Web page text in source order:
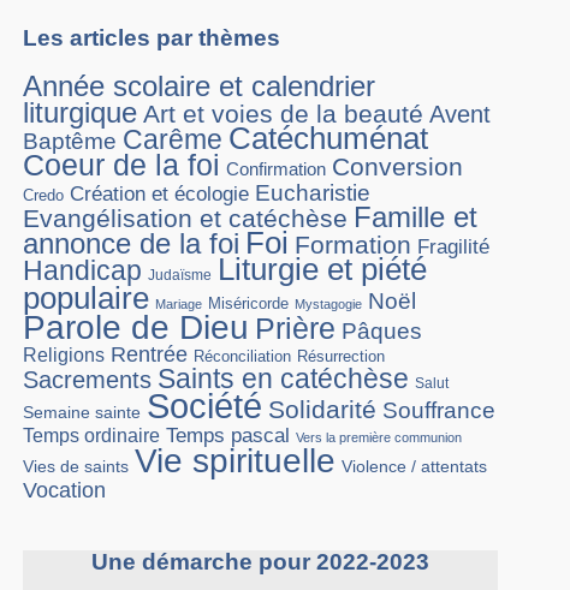
Les articles par thèmes
Année scolaire et calendrier
liturgique Art et voies de la beauté Avent
Baptême Carême Catéchuménat
Coeur de la foi Confirmation Conversion
Credo Création et écologie Eucharistie
Evangélisation et catéchèse Famille et
annonce de la foi Foi Formation Fragilité
Handicap Judaïsme Liturgie et piété
populaire Mariage Miséricorde Mystagogie Noël
Parole de Dieu Prière Pâques
Religions Rentrée Réconciliation Résurrection
Sacrements Saints en catéchèse Salut
Semaine sainte Société Solidarité Souffrance
Temps ordinaire Temps pascal Vers la première communion
Vies de saints Vie spirituelle Violence / attentats
Vocation
Une démarche pour 2022-2023